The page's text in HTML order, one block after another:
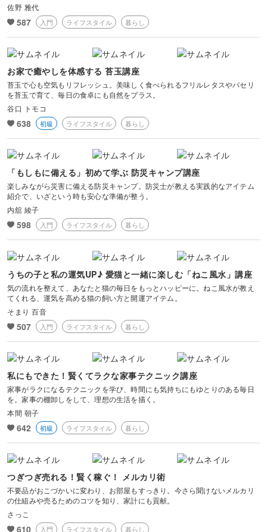
佐野 雅代
587 入門 ライフスタイル 暮らし
お家で癒やしを体感する 苔玉講座
苔玉で心も空気もリフレッシュ。美味しく食べられるフリルレタスやパセリ
を苔玉で育て、毎日の食卓にも自然をプラス。
谷口 トモコ
638 初級 ライフスタイル 暮らし
「もしもに備える」初めて学ぶ 防災キャンプ講座
楽しみながら災害に備える防災キャンプ。防災士が教える実践的なアイテム
紹介で、いざという時も安心な準備が整う。
内舘 綾子
598 入門 ライフスタイル 暮らし
うちの子と私の運気UP♪ 愛猫と一緒に楽しむ「ねこ風水」講座
気の流れを整えて、あなたと猫の毎日をもっとハッピーに。ねこ風水が教え
てくれる、運気を高める猫の飼い方と開運アイテム。
そまり 百音
507 入門 ライフスタイル 暮らし
私にもできた！賢くてラクな家事テクニック講座
家事がラクになるテクニックを学び、時間にも気持ちにもゆとりのある毎日
を。家事の棚卸しをして、理想の生活を描く。
本間 朝子
642 初級 ライフスタイル 暮らし
つぎつぎ売れる！賢く稼ぐ！ メルカリ術
不要品がおこづかいに変わり、お部屋もすっきり。今さら聞けないメルカリ
の仕組みや売るためのコツを知り、家計にも貢献。
さっこ
610 入門 ライフスタイル 暮らし